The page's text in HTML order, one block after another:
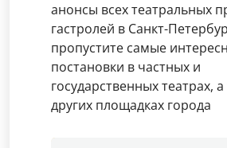
анонсы всех театральных
гастролей в Санкт-
пропустите самые
постановки в частных и
государственных театрах,
других площадках города